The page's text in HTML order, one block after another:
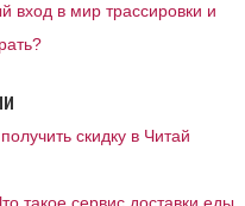
вход в мир трассировки и
скидку в Читай